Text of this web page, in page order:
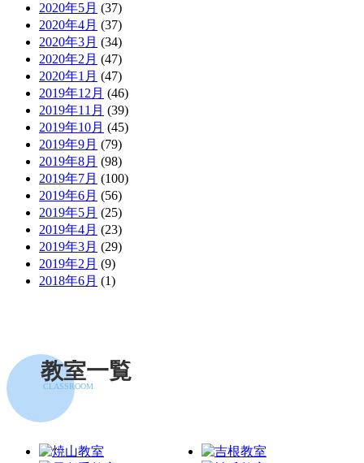
2020年5月 (37)
2020年4月 (37)
2020年3月 (34)
2020年2月 (47)
2020年1月 (47)
2019年12月 (46)
2019年11月 (39)
2019年10月 (45)
2019年9月 (79)
2019年8月 (98)
2019年7月 (100)
2019年6月 (56)
2019年5月 (25)
2019年4月 (23)
2019年3月 (29)
2019年2月 (9)
2018年6月 (1)
教室一覧
CLASSROOM